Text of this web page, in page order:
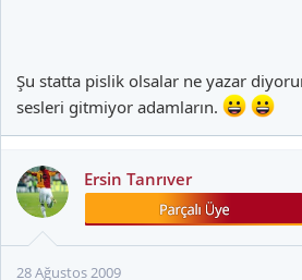
Şu statta pislik olsalar ne yazar
sesleri gitmiyor adamların.
Ersin Tanrıver
28 Ağustos 2009